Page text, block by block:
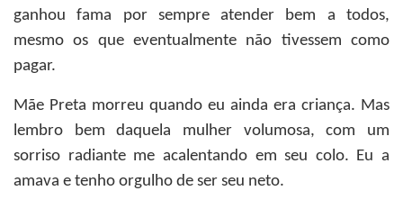
ganhou fama por sempre atender bem a todos,
mesmo os que eventualmente não tivessem como
pagar.
Mãe Preta morreu quando eu ainda era criança. Mas
lembro bem daquela mulher volumosa, com um
sorriso radiante me acalentando em seu colo. Eu a
amava e tenho orgulho de ser seu neto.